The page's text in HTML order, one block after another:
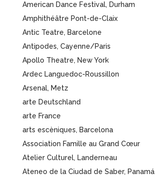
American Dance Festival, Durham
Amphithéâtre Pont-de-Claix
Antic Teatre, Barcelone
Antipodes, Cayenne/Paris
Apollo Theatre, New York
Ardec Languedoc-Roussillon
Arsenal, Metz
arte Deutschland
arte France
arts escèniques, Barcelona
Association Famille au Grand Cœur
Atelier Culturel, Landerneau
Ateneo de la Ciudad de Saber, Panamá